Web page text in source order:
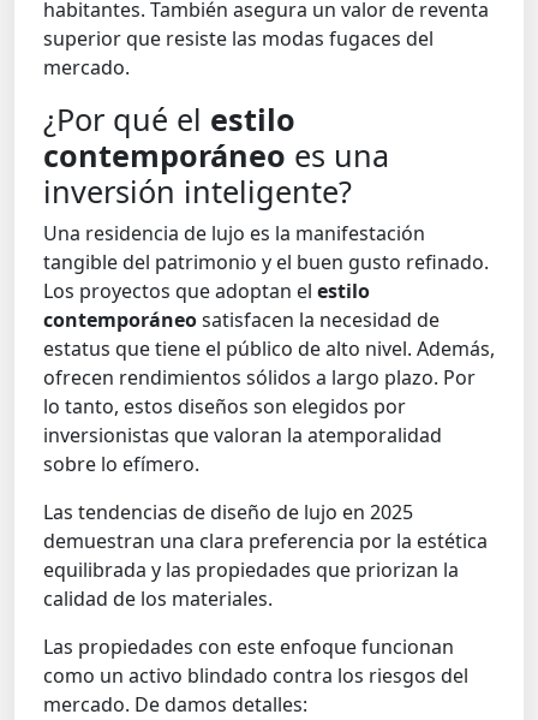
habitantes. También asegura un valor de reventa
superior que resiste las modas fugaces del
mercado.
¿Por qué el estilo
contemporáneo es una
inversión inteligente?
Una residencia de lujo es la manifestación
tangible del patrimonio y el buen gusto refinado.
Los proyectos que adoptan el estilo
contemporáneosatisfacen la necesidad de
estatus que tiene el público de alto nivel. Además,
ofrecen rendimientos sólidos a largo plazo. Por
lo tanto, estos diseños son elegidos por
inversionistas que valoran la atemporalidad
sobre lo efímero.
Las tendencias de diseño de lujo en 2025
demuestran una clara preferencia por la estética
equilibrada y las propiedades que priorizan la
calidad de los materiales.
Las propiedades con este enfoque funcionan
como un activo blindado contra los riesgos del
mercado. De damos detalles: